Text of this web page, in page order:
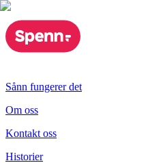
Sånn fungerer det
Om oss
Kontakt oss
Historier